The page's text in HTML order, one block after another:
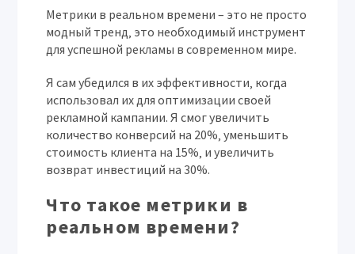
Метрики в реальном времени – это не просто
модный тренд‚ это необходимый инструмент
для успешной рекламы в современном мире.
Я сам убедился в их эффективности‚ когда
использовал их для оптимизации своей
рекламной кампании. Я смог увеличить
количество конверсий на 20%‚ уменьшить
стоимость клиента на 15%‚ и увеличить
возврат инвестиций на 30%.
Что такое метрики в
реальном времени?